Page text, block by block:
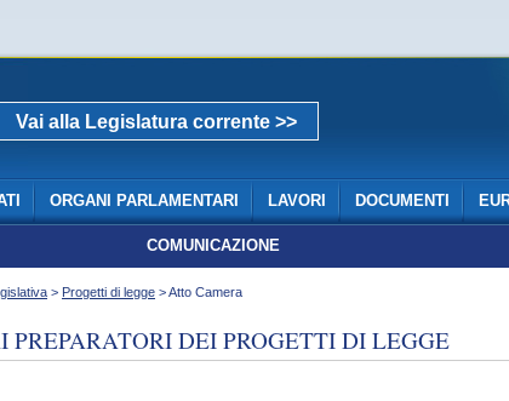
Vai alla Legislatura corrente >>
ORGANI PARLAMENTARI LAVORI DOCUMENTI
COMUNICAZIONE
> Progetti di legge > Atto Camera
PREPARATORI DEI PROGETTI DI LEGGE